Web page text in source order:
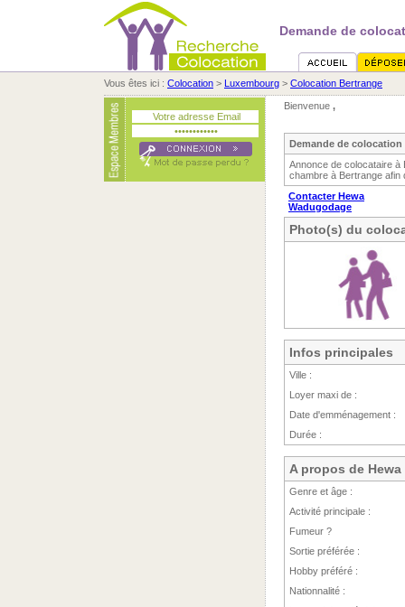
Demande de
Vous êtes ici : Colocation > Luxembourg > Colocation Bertrange
Bienvenue ,
Demande de colocation
Annonce de colocataire à
chambre à Bertrange afin
Contacter Hewa
Wadugodage
Photo(s) du
Infos principales
Ville :
Loyer maxi de :
Date d'emménagement :
Durée :
A propos de
Genre et âge :
Activité principale :
Fumeur ?
Sortie préférée :
Hobby préféré :
Nationnalité :